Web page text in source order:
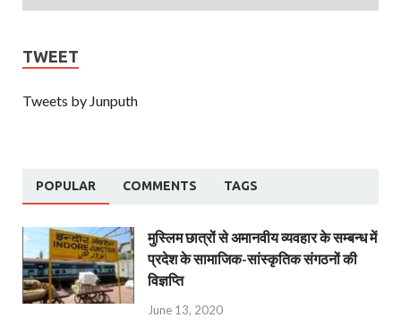
TWEET
Tweets by Junputh
POPULAR COMMENTS TAGS
मुस्लिम छात्रों से अमानवीय व्यवहार के सम्बन्ध में
प्रदेश के सामाजिक-सांस्कृतिक संगठनों की
विज्ञप्ति
June 13, 2020